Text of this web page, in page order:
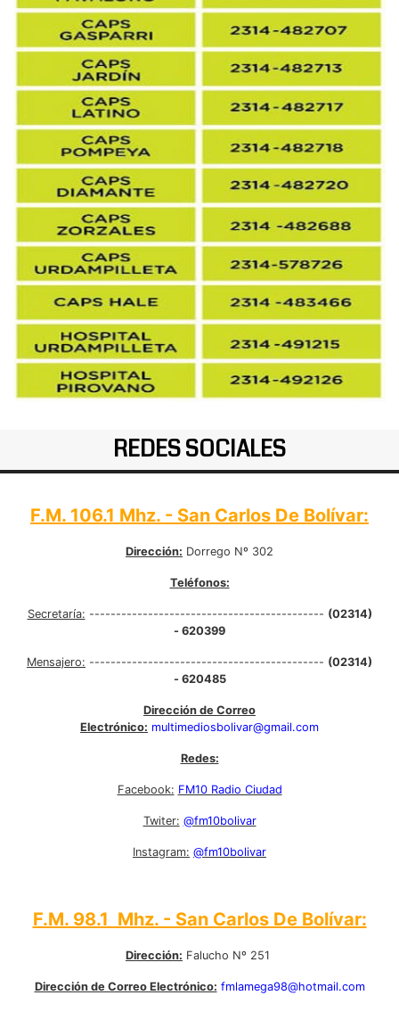
REDES SOCIALES
F.M. 106.1 Mhz. - San Carlos De Bolívar:
Dirección: Dorrego Nº 302
Teléfonos:
Secretaría: -------------------------------------------- (02314)
- 620399
Mensajero: -------------------------------------------- (02314)
- 620485
Dirección de Correo
Electrónico: multimediosbolivar@gmail.com
Redes:
Facebook: FM10 Radio Ciudad
Twiter: @fm10bolivar
Instagram: @fm10bolivar
F.M. 98.1 Mhz. - San Carlos De Bolívar:
Dirección: Falucho Nº 251
Dirección de Correo Electrónico: fmlamega98@hotmail.com